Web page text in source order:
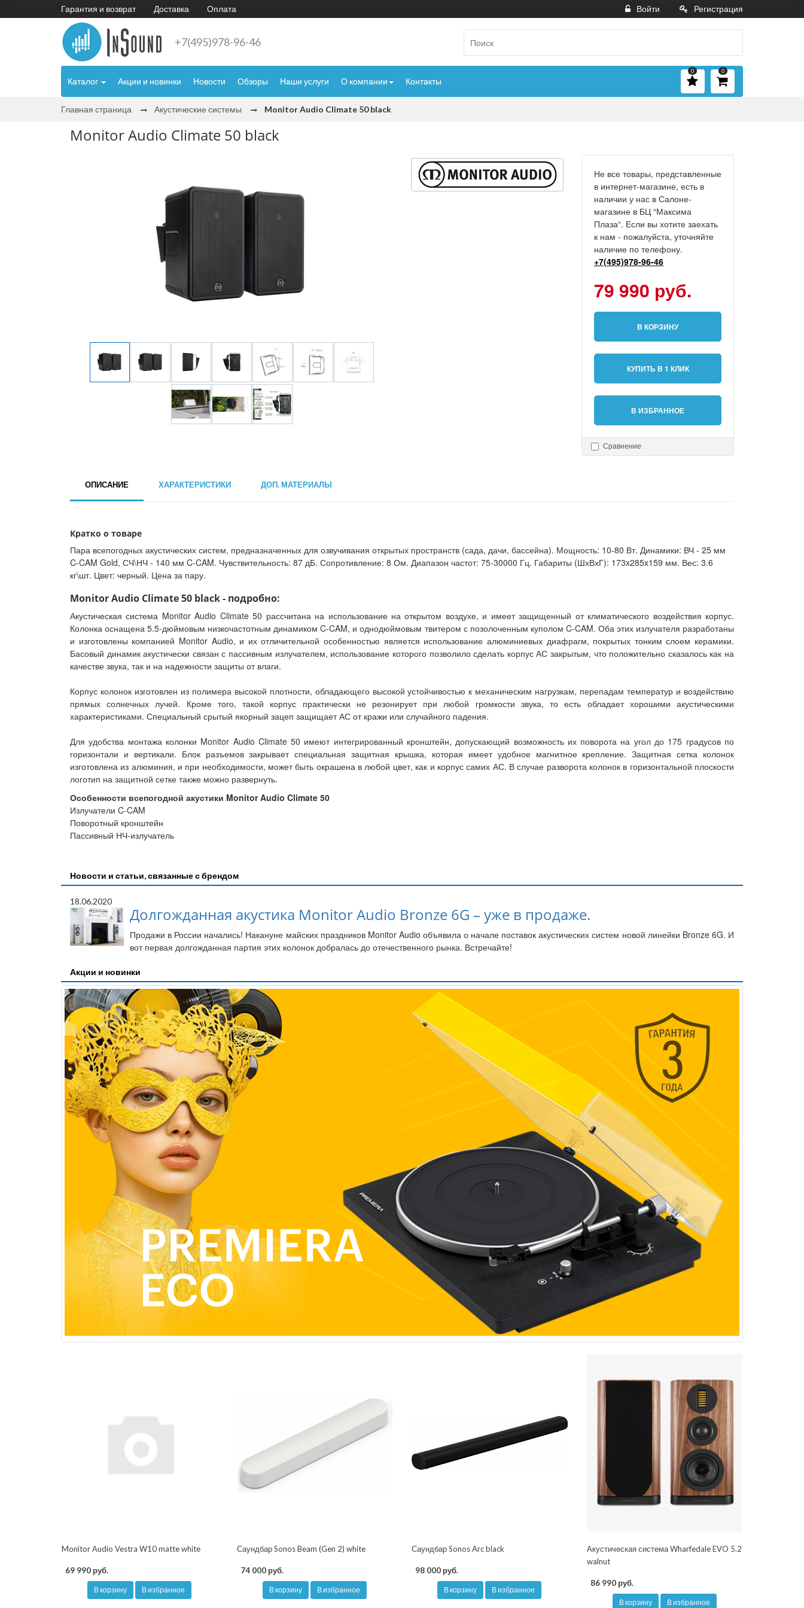
Гарантия и возврат Доставка Оплата Войти Регистрация
+7(495)978-96-46
Каталог Акции и новинки Новости Обзоры Наши услуги О компании Контакты
0
0
Главная страница Акустические системы Monitor Audio Climate 50 black
Monitor Audio Climate 50 black
Не все товары, представленные
в интернет-магазине, есть в
наличии у нас в Салоне-
магазине в БЦ “Максима
Плаза“. Если вы хотите заехать
к нам - пожалуйста, уточняйте
наличие по телефону.
+7(495)978-96-46
79 990 руб.
В КОРЗИНУ
КУПИТЬ В 1 КЛИК
В ИЗБРАННОЕ
Сравнение
ОПИСАНИЕ ХАРАКТЕРИСТИКИ ДОП. МАТЕРИАЛЫ
Кратко о товаре
Пара всепогодных акустических систем, предназначенных для озвучивания открытых пространств (сада, дачи, бассейна). Мощность: 10-80 Вт. Динамики: ВЧ - 25 мм
C-CAM Gold, СЧ\НЧ - 140 мм C-CAM. Чувствительность: 87 дБ. Сопротивление: 8 Ом. Диапазон частот: 75-30000 Гц. Габариты (ШхВхГ): 173x285x159 мм. Вес: 3.6
кг\шт. Цвет: черный. Цена за пару.
Monitor Audio Climate 50 black - подробно:
Акустическая система Monitor Audio Climate 50 рассчитана на использование на открытом воздухе, и имеет защищенный от климатического воздействия корпус.
Колонка оснащена 5.5-дюймовым низкочастотным динамиком C-CAM, и однодюймовым твитером с позолоченным куполом C-CAM. Оба этих излучателя разработаны
и изготовлены компанией Monitor Audio, и их отличительной особенностью является использование алюминиевых диафрагм, покрытых тонким слоем керамики.
Басовый динамик акустически связан с пассивным излучателем, использование которого позволило сделать корпус АС закрытым, что положительно сказалось как на
качестве звука, так и на надежности защиты от влаги.
Корпус колонок изготовлен из полимера высокой плотности, обладающего высокой устойчивостью к механическим нагрузкам, перепадам температур и воздействию
прямых солнечных лучей. Кроме того, такой корпус практически не резонирует при любой громкости звука, то есть обладает хорошими акустическими
характеристиками. Специальный срытый якорный зацеп защищает АС от кражи или случайного падения.
Для удобства монтажа колонки Monitor Audio Climate 50 имеют интегрированный кронштейн, допускающий возможность их поворота на угол до 175 градусов по
горизонтали и вертикали. Блок разъемов закрывает специальная защитная крышка, которая имеет удобное магнитное крепление. Защитная сетка колонок
изготовлена из алюминия, и при необходимости, может быть окрашена в любой цвет, как и корпус самих АС. В случае разворота колонок в горизонтальной плоскости
логотип на защитной сетке также можно развернуть.
Особенности всепогодной акустики Monitor Audio Climate 50
Излучатели C-CAM
Поворотный кронштейн
Пассивный НЧ-излучатель
Новости и статьи, связанные с брендом
18.06.2020
Долгожданная акустика Monitor Audio Bronze 6G – уже в продаже.
Продажи в России начались! Накануне майских праздников Monitor Audio объявила о начале поставок акустических систем новой линейки Bronze 6G. И
вот первая долгожданная партия этих колонок добралась до отечественного рынка. Встречайте!
Акции и новинки
Monitor Audio Vestra W10 matte white
69 990 руб.
В корзину В избранное
Саундбар Sonos Beam (Gen 2) white
74 000 руб.
В корзину В избранное
Саундбар Sonos Arc black
98 000 руб.
В корзину В избранное
Акустическая система Wharfedale EVO 5.2
walnut
86 990 руб.
В корзину В избранное